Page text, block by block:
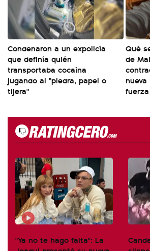
Condenaron a un expolicía
que definía quién
transportaba cocaína
jugando al "piedra, papel o
tijera"
Qué
de
fuerza
"Ya no te hago falta": La